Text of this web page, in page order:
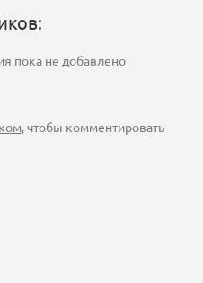
пока не добавлено
, чтобы комментировать